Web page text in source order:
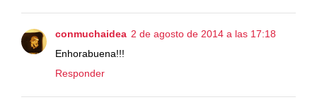
conmuchaidea 2 de agosto de 2014 a las 17:18
Enhorabuena!!!
Responder